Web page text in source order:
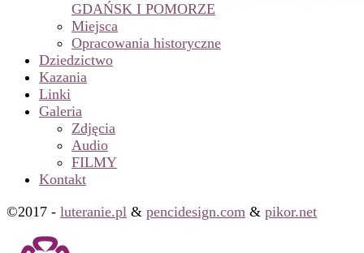
GDAŃSK I POMORZE
Miejsca
Opracowania historyczne
Dziedzictwo
Kazania
Linki
Galeria
Zdjęcia
Audio
FILMY
Kontakt
©2017 - luteranie.pl & pencidesign.com & pikor.net